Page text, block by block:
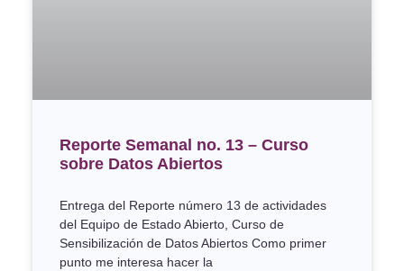
Reporte Semanal no. 13 – Curso
sobre Datos Abiertos
Entrega del Reporte número 13 de actividades
del Equipo de Estado Abierto, Curso de
Sensibilización de Datos Abiertos Como primer
punto me interesa hacer la